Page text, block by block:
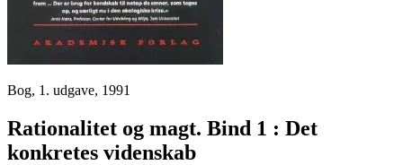
Bog, 1. udgave, 1991
Rationalitet og magt. Bind 1 : Det
konkretes videnskab